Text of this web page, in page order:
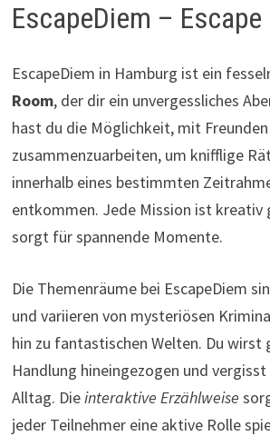
EscapeDiem – Escape
EscapeDiem in Hamburg ist ein
Room, der dir ein unvergessliches
hast du die Möglichkeit, mit
zusammenzuarbeiten, um knifflige
innerhalb eines bestimmten
entkommen. Jede Mission ist kreativ
sorgt für spannende Momente.
Die Themenräume bei EscapeDiem
und variieren von mysteriösen
hin zu fantastischen Welten. Du
Handlung hineingezogen und
Alltag. Dieinteraktive Erzählweise
jeder Teilnehmer eine aktive Rolle